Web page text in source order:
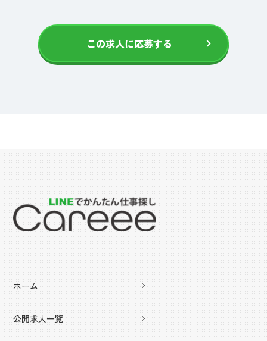
この求人に応募する
ホーム
公開求人一覧